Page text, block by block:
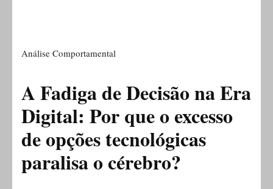
Análise Comportamental
A Fadiga de Decisão na Era
Digital: Por que o excesso
de opções tecnológicas
paralisa o cérebro?